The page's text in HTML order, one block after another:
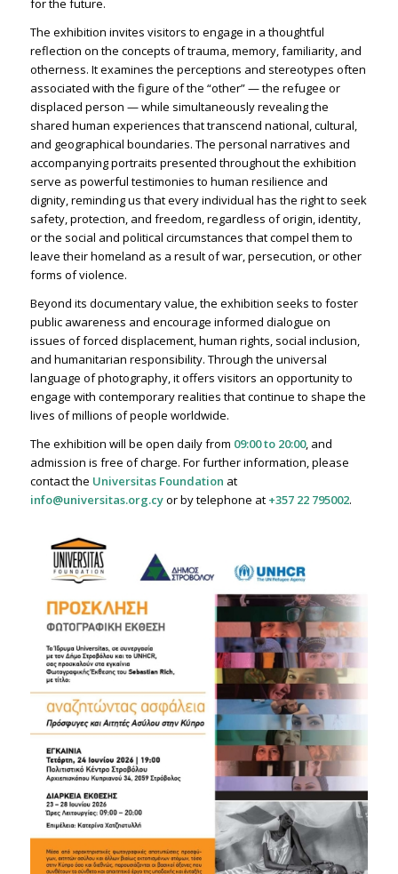
for the future.
The exhibition invites visitors to engage in a thoughtful
reflection on the concepts of trauma, memory, familiarity, and
otherness. It examines the perceptions and stereotypes often
associated with the figure of the “other” — the refugee or
displaced person — while simultaneously revealing the
shared human experiences that transcend national, cultural,
and geographical boundaries. The personal narratives and
accompanying portraits presented throughout the exhibition
serve as powerful testimonies to human resilience and
dignity, reminding us that every individual has the right to seek
safety, protection, and freedom, regardless of origin, identity,
or the social and political circumstances that compel them to
leave their homeland as a result of war, persecution, or other
forms of violence.
Beyond its documentary value, the exhibition seeks to foster
public awareness and encourage informed dialogue on
issues of forced displacement, human rights, social inclusion,
and humanitarian responsibility. Through the universal
language of photography, it offers visitors an opportunity to
engage with contemporary realities that continue to shape the
lives of millions of people worldwide.
The exhibition will be open daily from 09:00 to 20:00, and
admission is free of charge. For further information, please
contact the Universitas Foundation at
info@universitas.org.cyor by telephone at +357 22 795002.